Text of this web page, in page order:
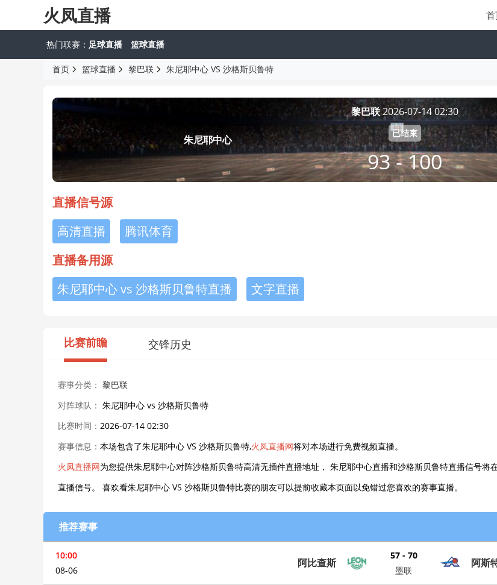
火凤直播
热门联赛： 足球直播 篮球直播
首页 篮球直播 黎巴联 朱尼耶中心 VS 沙格斯贝鲁特
朱尼耶中心
黎巴联2026-07-14 02:30
已结束
93 - 100
直播信号源
高清直播
腾讯体育
直播备用源
朱尼耶中心 vs 沙格斯贝鲁特直播
文字直播
比赛前瞻 交锋历史
赛事分类： 黎巴联
对阵球队： 朱尼耶中心 vs 沙格斯贝鲁特
比赛时间： 2026-07-14 02:30
赛事信息： 本场包含了朱尼耶中心 VS 沙格斯贝鲁特,火凤直播网将对本场进行免费视频直播。
火凤直播网为您提供朱尼耶中心对阵沙格斯贝鲁特高清无插件直播地址， 朱尼耶中心直播和沙格斯贝鲁特直播信号将
直播信号。 喜欢看朱尼耶中心 VS 沙格斯贝鲁特比赛的朋友可以提前收藏本页面以免错过您喜欢的赛事直播。
推荐赛事
10:00
08-06
阿比查斯
57 - 70
墨联
阿斯